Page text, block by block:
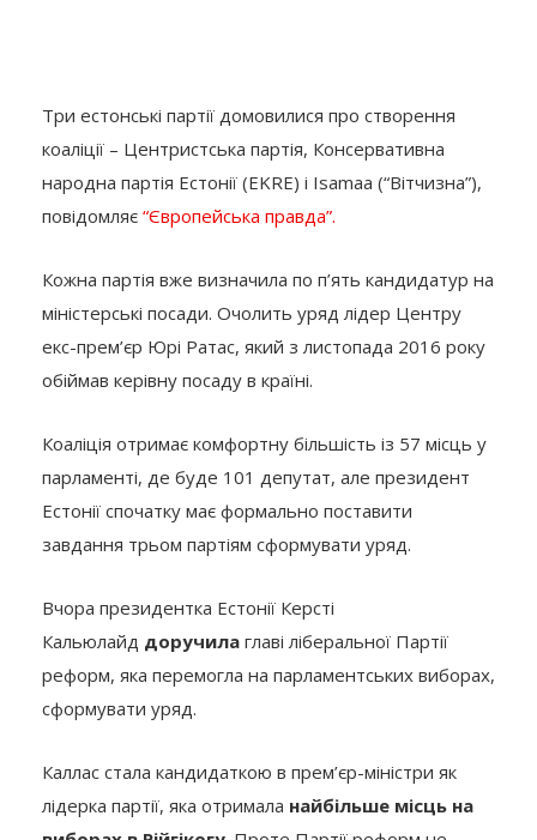
Три естонські партії домовилися про створення
коаліції – Центристська партія, Консервативна
народна партія Естонії (EKRE) і Isamaa (“Вітчизна”),
повідомляє “Європейська правда”.
Кожна партія вже визначила по п’ять кандидатур на
міністерські посади. Очолить уряд лідер Центру
екс-прем’єр Юрі Ратас, який з листопада 2016 року
обіймав керівну посаду в країні.
Коаліція отримає комфортну більшість із 57 місць у
парламенті, де буде 101 депутат, але президент
Естонії спочатку має формально поставити
завдання трьом партіям сформувати уряд.
Вчора президентка Естонії Керсті
Кальюлайд доручила главі ліберальної Партії
реформ, яка перемогла на парламентських виборах,
сформувати уряд.
Каллас стала кандидаткою в прем’єр-міністри як
лідерка партії, яка отримала найбільше місць на